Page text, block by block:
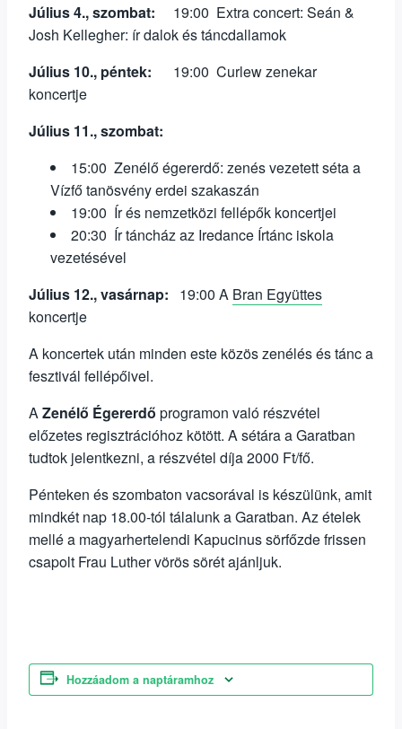
Július 4., szombat: 19:00 Extra concert: Seán &
Josh Kellegher: ír dalok és táncdallamok
Július 10., péntek:
19:00 Curlew zenekar
koncertje
Július 11., szombat:
15:00 Zenélő égererdő: zenés vezetett séta a
Vízfő tanösvény erdei szakaszán
19:00 Ír és nemzetközi fellépők koncertjei
20:30 Ír táncház az Iredance Írtánc iskola
vezetésével
Július 12., vasárnap:
19:00 A Bran Együttes
koncertje
A koncertek után minden este közös zenélés és tánc a
fesztivál fellépőivel.
AZenélő Égererdő programon való részvétel
előzetes regisztrációhoz kötött. A sétára a Garatban
tudtok jelentkezni, a részvétel díja 2000 Ft/fő.
Pénteken és szombaton vacsorával is készülünk, amit
mindkét nap 18.00-tól tálalunk a Garatban. Az ételek
mellé a magyarhertelendi Kapucinus sörfőzde frissen
csapolt Frau Luther vörös sörét ajánljuk.
Hozzáadom a naptáramhoz